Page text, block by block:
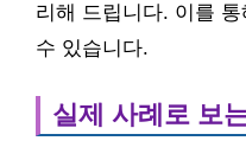
리해 드립니다. 이를
수 있습니다.
실제 사례로 보